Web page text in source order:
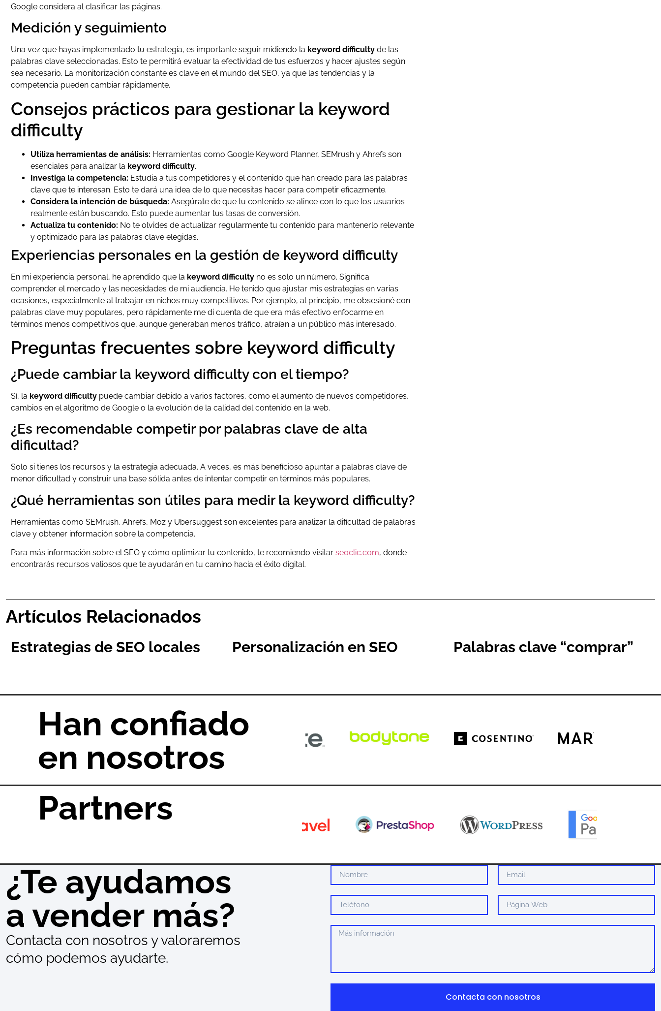
Google considera al clasificar las páginas.
Medición y seguimiento
Una vez que hayas implementado tu estrategia, es importante seguir midiendo la keyword difficulty de las
palabras clave seleccionadas. Esto te permitirá evaluar la efectividad de tus esfuerzos y hacer ajustes según
sea necesario. La monitorización constante es clave en el mundo del SEO, ya que las tendencias y la
competencia pueden cambiar rápidamente.
Consejos prácticos para gestionar la keyword
difficulty
Utiliza herramientas de análisis: Herramientas como Google Keyword Planner, SEMrush y Ahrefs son
esenciales para analizar la keyword difficulty.
Investiga la competencia: Estudia a tus competidores y el contenido que han creado para las palabras
clave que te interesan. Esto te dará una idea de lo que necesitas hacer para competir eficazmente.
Considera la intención de búsqueda: Asegúrate de que tu contenido se alinee con lo que los usuarios
realmente están buscando. Esto puede aumentar tus tasas de conversión.
Actualiza tu contenido: No te olvides de actualizar regularmente tu contenido para mantenerlo relevante
y optimizado para las palabras clave elegidas.
Experiencias personales en la gestión de keyword difficulty
En mi experiencia personal, he aprendido que la keyword difficulty no es solo un número. Significa
comprender el mercado y las necesidades de mi audiencia. He tenido que ajustar mis estrategias en varias
ocasiones, especialmente al trabajar en nichos muy competitivos. Por ejemplo, al principio, me obsesioné con
palabras clave muy populares, pero rápidamente me di cuenta de que era más efectivo enfocarme en
términos menos competitivos que, aunque generaban menos tráfico, atraían a un público más interesado.
Preguntas frecuentes sobre keyword difficulty
¿Puede cambiar la keyword difficulty con el tiempo?
Sí, la keyword difficulty puede cambiar debido a varios factores, como el aumento de nuevos competidores,
cambios en el algoritmo de Google o la evolución de la calidad del contenido en la web.
¿Es recomendable competir por palabras clave de alta
dificultad?
Solo si tienes los recursos y la estrategia adecuada. A veces, es más beneficioso apuntar a palabras clave de
menor dificultad y construir una base sólida antes de intentar competir en términos más populares.
¿Qué herramientas son útiles para medir la keyword difficulty?
Herramientas como SEMrush, Ahrefs, Moz y Ubersuggest son excelentes para analizar la dificultad de palabras
clave y obtener información sobre la competencia.
Para más información sobre el SEO y cómo optimizar tu contenido, te recomiendo visitar seoclic.com, donde
encontrarás recursos valiosos que te ayudarán en tu camino hacia el éxito digital.
Artículos Relacionados
Estrategias de SEO locales Personalización en SEO Palabras clave “comprar”
Han confiado
en nosotros
Partners
¿Te ayudamos
a vender más?
Contacta con nosotros y valoraremos
cómo podemos ayudarte.
Contacta con nosotros